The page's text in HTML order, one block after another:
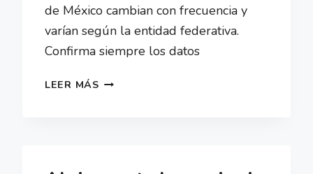
de México cambian con frecuencia y
varían según la entidad federativa.
Confirma siempre los datos
LEER MÁSCÓMO